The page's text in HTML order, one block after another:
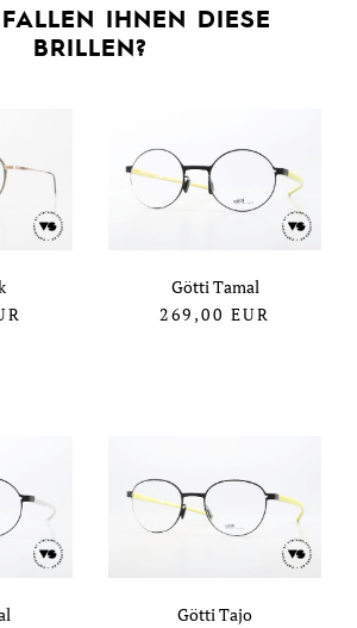
IHNEN DIESE
BRILLEN?
Götti Tamal
269,00 EUR
Götti Tajo